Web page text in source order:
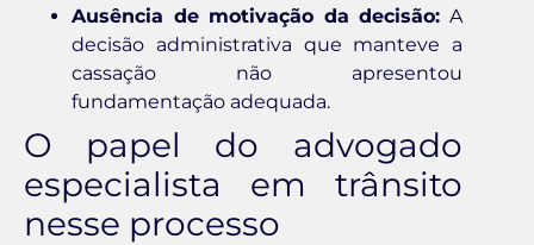
Ausência de motivação da decisão: A
decisão administrativa que manteve a
cassação não apresentou
fundamentação adequada.
O papel do advogado
especialista em trânsito
nesse processo